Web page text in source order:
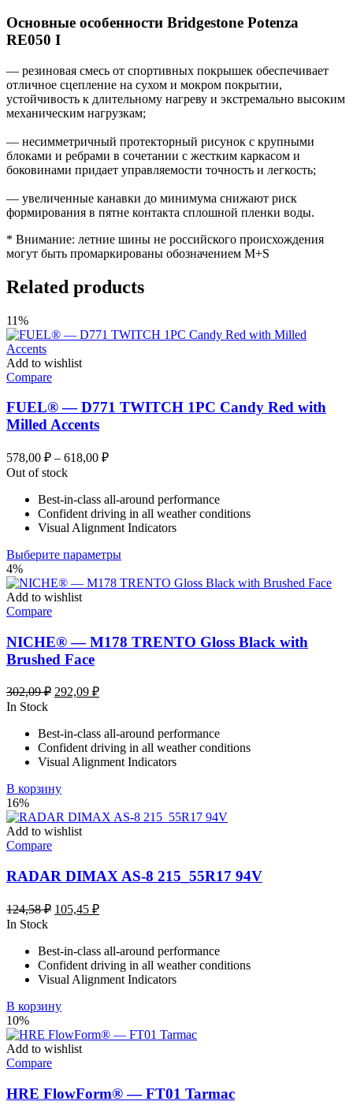
Основные особенности Bridgestone Potenza
RE050 I
— резиновая смесь от спортивных покрышек обеспечивает
отличное сцепление на сухом и мокром покрытии,
устойчивость к длительному нагреву и экстремально высоким
механическим нагрузкам;
— несимметричный протекторный рисунок с крупными
блоками и ребрами в сочетании с жестким каркасом и
боковинами придает управляемости точность и легкость;
— увеличенные канавки до минимума снижают риск
формирования в пятне контакта сплошной пленки воды.
* Внимание: летние шины не российского происхождения
могут быть промаркированы обозначением M+S
Related products
11%
Add to wishlist
Compare
FUEL® — D771 TWITCH 1PC Candy Red with
Milled Accents
578,00 ₽ – 618,00 ₽Диапазон
–
618,00 ₽
Out of stock
Best-in-class all-around performance
Confident driving in all weather conditions
Visual Alignment Indicators
Выберите параметрыЭтот
имеет
можно
выбрать
4%
Add to wishlist
Compare
NICHE® — M178 TRENTO Gloss Black with
Brushed Face
302,09₽ Первоначальная
302,09 ₽.
292,09 ₽Текущая
In Stock
Best-in-class all-around performance
Confident driving in all weather conditions
Visual Alignment Indicators
В корзину
16%
Add to wishlist
Compare
RADAR DIMAX AS-8 215_55R17 94V
124,58₽ Первоначальная
124,58 ₽.
105,45 ₽Текущая
In Stock
Best-in-class all-around performance
Confident driving in all weather conditions
Visual Alignment Indicators
В корзину
10%
Add to wishlist
Compare
HRE FlowForm® — FT01 Tarmac